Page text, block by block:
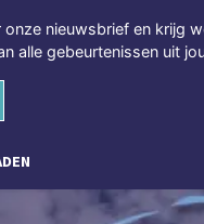
onze nieuwsbrief en krijg
alle gebeurtenissen uit